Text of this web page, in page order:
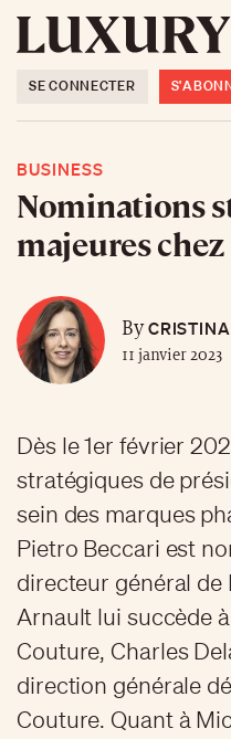
SE CONNECTER
BUSINESS
Nominations
majeures chez
ByCRISTINA
11 janvier 2023
Dès le 1er février
stratégiques de
sein des marques
Pietro Beccari est
directeur général
Arnault lui succède
Couture, Charles
direction générale
Couture. Quant à